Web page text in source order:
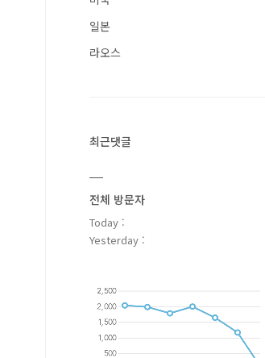
일본
라오스
최근댓글
전체 방문자
Today :
Yesterday :